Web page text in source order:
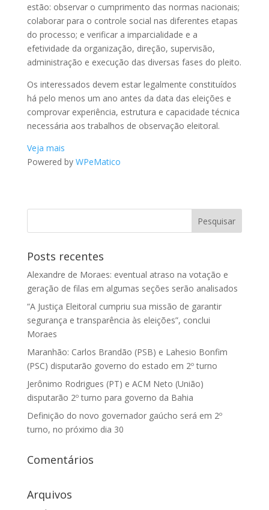
estão: observar o cumprimento das normas nacionais;
colaborar para o controle social nas diferentes etapas
do processo; e verificar a imparcialidade e a
efetividade da organização, direção, supervisão,
administração e execução das diversas fases do pleito.
Os interessados devem estar legalmente constituídos
há pelo menos um ano antes da data das eleições e
comprovar experiência, estrutura e capacidade técnica
necessária aos trabalhos de observação eleitoral.
Veja mais
Powered by WPeMatico
Posts recentes
Alexandre de Moraes: eventual atraso na votação e
geração de filas em algumas seções serão analisados
“A Justiça Eleitoral cumpriu sua missão de garantir
segurança e transparência às eleições”, conclui
Moraes
Maranhão: Carlos Brandão (PSB) e Lahesio Bonfim
(PSC) disputarão governo do estado em 2º turno
Jerônimo Rodrigues (PT) e ACM Neto (União)
disputarão 2º turno para governo da Bahia
Definição do novo governador gaúcho será em 2º
turno, no próximo dia 30
Comentários
Arquivos